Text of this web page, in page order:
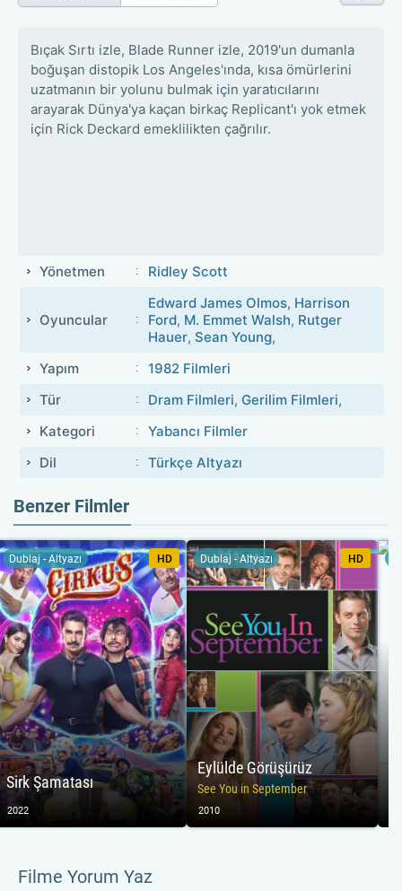
Bıçak Sırtı izle, Blade Runner izle, 2019'un dumanla
boğuşan distopik Los Angeles'ında, kısa ömürlerini
uzatmanın bir yolunu bulmak için yaratıcılarını
arayarak Dünya'ya kaçan birkaç Replicant'ı yok etmek
için Rick Deckard emeklilikten çağrılır.
Yönetmen Ridley Scott
Oyuncular
Edward James Olmos, Harrison
Ford, M. Emmet Walsh, Rutger
Hauer, Sean Young,
Yapım
1982 Filmleri
Tür
Dram Filmleri, Gerilim Filmleri,
Kategori
Yabancı Filmler
Dil
Türkçe Altyazı
Benzer Filmler
Sirk Şamatası
Dublaj - Altyazı HD
2022
Eylülde Görüşürüz
See You in September
Dublaj - Altyazı HD
2010
Filme Yorum Yaz